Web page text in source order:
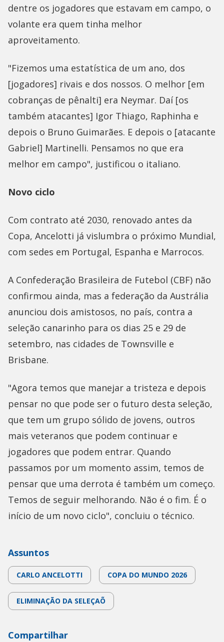
dentre os jogadores que estavam em campo, o
volante era quem tinha melhor
aproveitamento.
"Fizemos uma estatística de um ano, dos
[jogadores] rivais e dos nossos. O melhor [em
cobranças de pênalti] era Neymar. Daí [os
também atacantes] Igor Thiago, Raphinha e
depois o Bruno Guimarães. E depois o [atacante
Gabriel] Martinelli. Pensamos no que era
melhor em campo", justificou o italiano.
Novo ciclo
Com contrato até 2030, renovado antes da
Copa, Ancelotti já vislumbra o próximo Mundial,
com sedes em Portugal, Espanha e Marrocos.
A Confederação Brasileira de Futebol (CBF) não
confirmou ainda, mas a federação da Austrália
anunciou dois amistosos, no país, contra a
seleção canarinho para os dias 25 e 29 de
setembro, nas cidades de Townsville e
Brisbane.
"Agora temos que manejar a tristeza e depois
pensar no que pode ser o futuro desta seleção,
que tem um grupo sólido de jovens, outros
mais veteranos que podem continuar e
jogadores que podem entrar. Quando
passamos por um momento assim, temos de
pensar que uma derrota é também um começo.
Temos de seguir melhorando. Não é o fim. É o
início de um novo ciclo", concluiu o técnico.
Assuntos
CARLO ANCELOTTI COPA DO MUNDO 2026
ELIMINAÇÃO DA SELEÇAÕ
Compartilhar